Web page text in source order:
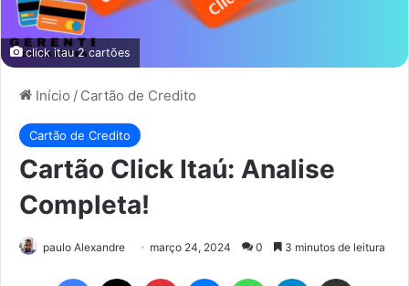
click itau 2 cartões
Início / Cartão de Credito
Cartão de Credito
Cartão Click Itaú: Analise
Completa!
paulo Alexandre março 24, 2024 0 3 minutos de leitura
Facebook Pinterest MessengerWhatsAppTelegram